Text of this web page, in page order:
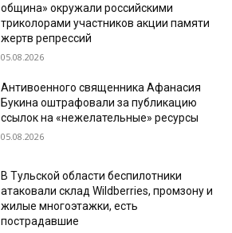
община» окружали российскими
триколорами участников акции памяти
жертв репрессий
05.08.2026
Антивоенного священника Афанасия
Букина оштрафовали за публикацию
ссылок на «нежелательные» ресурсы
05.08.2026
В Тульской области беспилотники
атаковали склад Wildberries, промзону и
жилые многоэтажки, есть
пострадавшие